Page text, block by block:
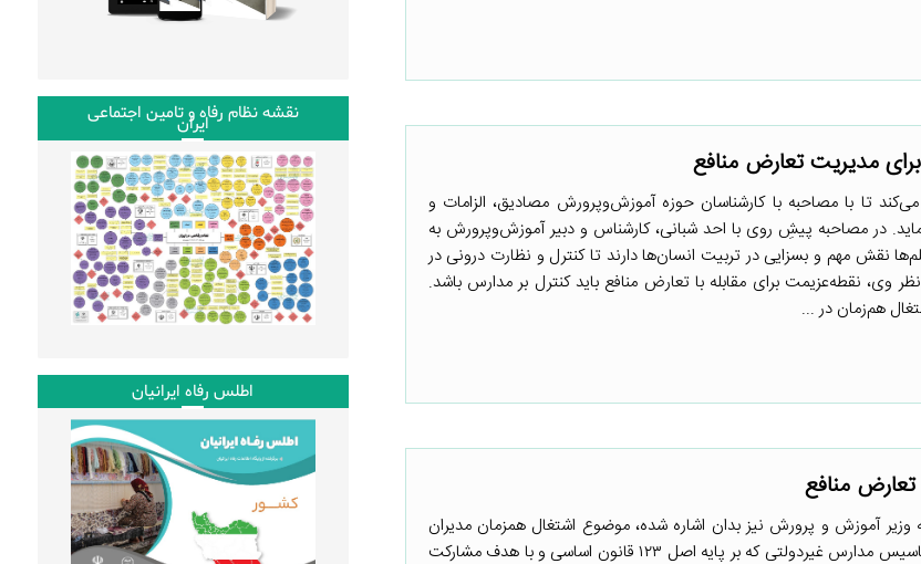
مدیریت تعارض منافع
تا با مصاحبه با کارشناسان حوزه آموزش‌وپرورش مصادیق، الزامات و
در مصاحبه پیشِ روی با احد شبانی، کارشناس و دبیر آموزش‌وپرورش به
نقش مهم و بسزایی در تربیت انسان‌ها دارند تا کنترل و نظارت درونی در
وی، نقطه‌عزیمت برای مقابله با تعارض منافع باید کنترل بر مدارس باشد.
هم‌زمان در ...
منافع
آموزش و پرورش نیز بدان اشاره شده، موضوع اشتغال همزمان مدیران
وزارتخانه در مدارس غیردولتی است. قانون تاسیس مدارس غیردولتی که بر پایه اصل ۱۲۳ قانون اساسی و با هدف مشارکت
نقشه نظام رفاه و تامین اجتماعی
ایران
اطلس رفاه ایرانیان